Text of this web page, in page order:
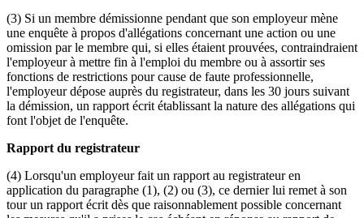
(3) Si un membre démissionne pendant que son employeur mène
une enquête à propos d'allégations concernant une action ou une
omission par le membre qui, si elles étaient prouvées, contraindraient
l'employeur à mettre fin à l'emploi du membre ou à assortir ses
fonctions de restrictions pour cause de faute professionnelle,
l'employeur dépose auprès du registrateur, dans les 30 jours suivant
la démission, un rapport écrit établissant la nature des allégations qui
font l'objet de l'enquête.
Rapport du registrateur
(4) Lorsqu'un employeur fait un rapport au registrateur en
application du paragraphe (1), (2) ou (3), ce dernier lui remet à son
tour un rapport écrit dès que raisonnablement possible concernant